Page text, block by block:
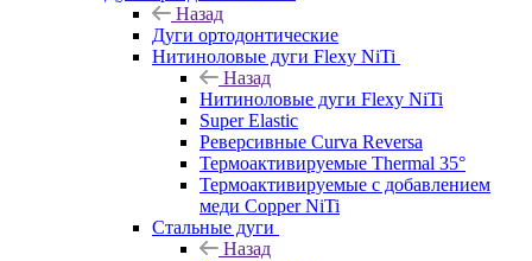
Назад
Дуги ортодонтические
Нитиноловые дуги Flexy NiTi
Назад
Нитиноловые дуги Flexy NiTi
Super Elastic
Реверсивные Curva Reversa
Термоактивируемые Thermal 35°
Термоактивируемые с добавлением
меди Copper NiTi
Стальные дуги
Назад